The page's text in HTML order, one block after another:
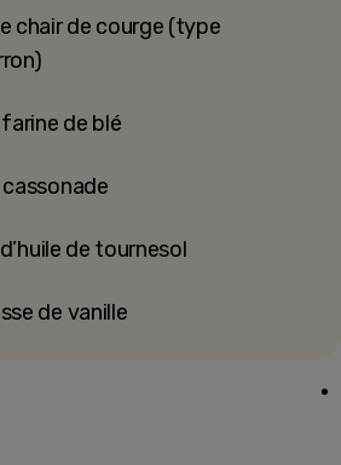
chair de courge (type
de blé
de tournesol
de vanille